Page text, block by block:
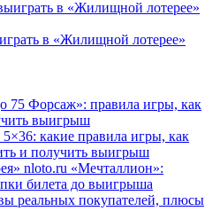
в «Жилищной лотерее»
75 Форсаж»: правила игры, как
выигрыш
какие правила игры, как
и получить выигрыш
nloto.ru «Мечталлион»:
билета до выигрыша
реальных покупателей, плюсы